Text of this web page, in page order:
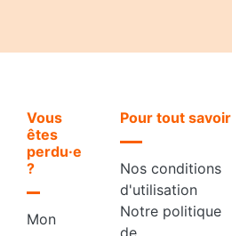
Vous
êtes
perdu·e
?
Mon
Pour tout savoir
Nos conditions
d'utilisation
Notre politique
de